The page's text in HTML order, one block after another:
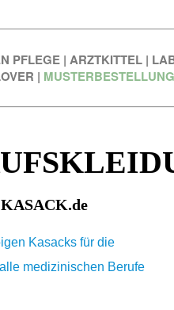
PFLEGE | ARZTKITTEL |
| MUSTERBESTELLUNG
Kasacks für die
medizinischen Berufe